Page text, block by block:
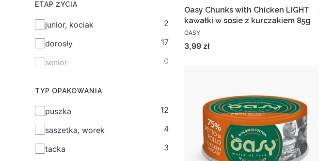
ETAP ŻYCIA
Etap życia
junior, kociak 2
dorosły 17
senior 0
TYP OPAKOWANIA
Typ opakowania
puszka 12
saszetka, worek 4
tacka 3
Oasy Chunks with Chicken LIGHT
kawałki w sosie z kurczakiem 85g
OASY
Cena
3,99 zł